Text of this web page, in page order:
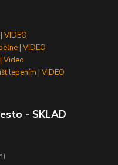
VIDEO
| VIDEO
Video
lepením | VIDEO
- SKLAD